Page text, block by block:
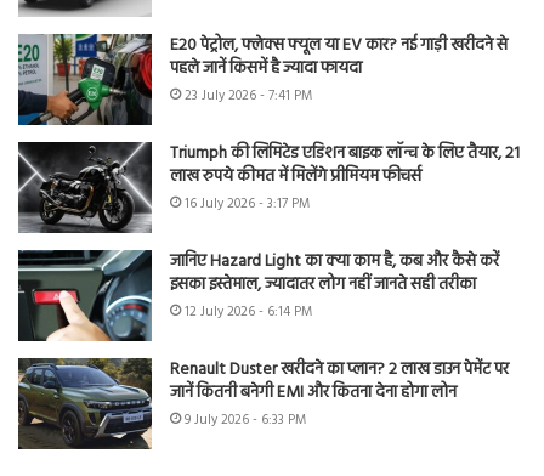
E20 पेट्रोल, फ्लेक्स फ्यूल या EV कार? नई गाड़ी खरीदने से
पहले जानें किसमें है ज्यादा फायदा
23 July 2026 - 7:41 PM
Triumph की लिमिटेड एडिशन बाइक लॉन्च के लिए तैयार, 21
लाख रुपये कीमत में मिलेंगे प्रीमियम फीचर्स
16 July 2026 - 3:17 PM
जानिए Hazard Light का क्या काम है, कब और कैसे करें
इसका इस्तेमाल, ज्यादातर लोग नहीं जानते सही तरीका
12 July 2026 - 6:14 PM
Renault Duster खरीदने का प्लान? 2 लाख डाउन पेमेंट पर
जानें कितनी बनेगी EMI और कितना देना होगा लोन
9 July 2026 - 6:33 PM